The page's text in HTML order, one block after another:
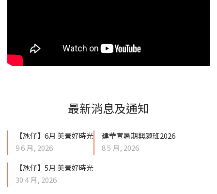
最新消息及通知
【氹仔】6月 美景好時光
9 6 月, 2026
建華宣暑期興趣班2026
8 5 月, 2026
【氹仔】5月 美景好時光
30 4 月, 2026